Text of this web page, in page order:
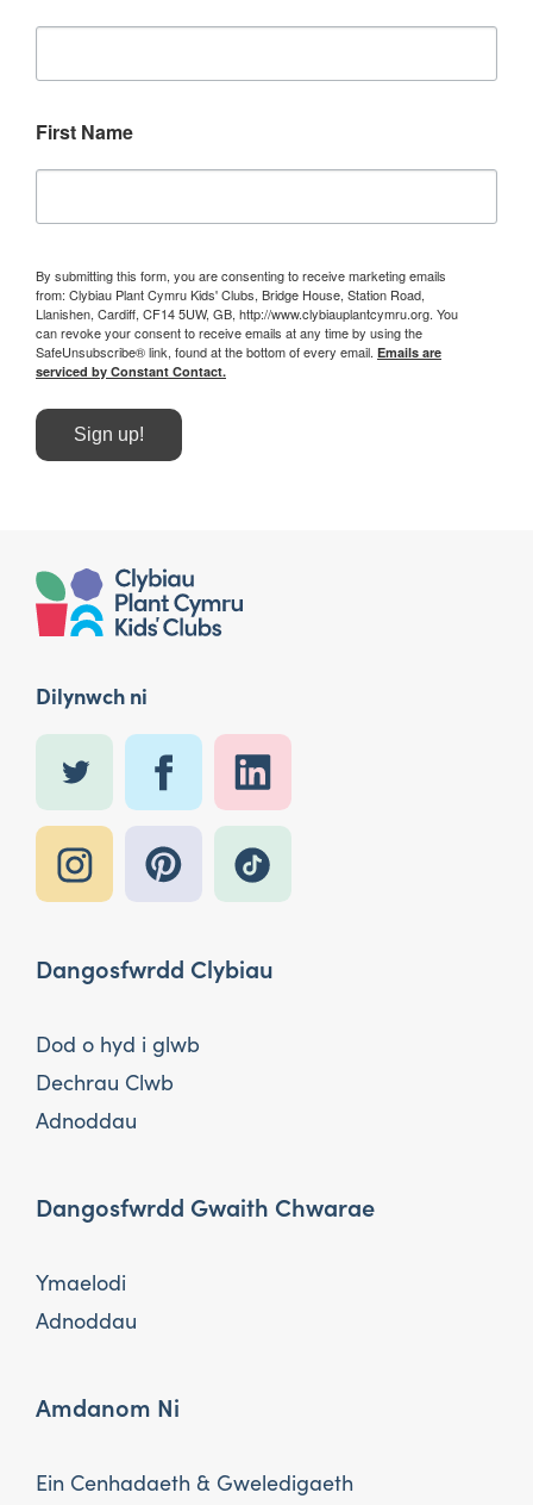
First Name
By submitting this form, you are consenting to receive marketing emails
from: Clybiau Plant Cymru Kids' Clubs, Bridge House, Station Road,
Llanishen, Cardiff, CF14 5UW, GB, http://www.clybiauplantcymru.org. You
can revoke your consent to receive emails at any time by using the
SafeUnsubscribe® link, found at the bottom of every email. Emails are
serviced by Constant Contact.
Sign up!
Dilynwch ni
Dangosfwrdd Clybiau
Dod o hyd i glwb
Dechrau Clwb
Adnoddau
Dangosfwrdd Gwaith Chwarae
Ymaelodi
Adnoddau
Amdanom Ni
Ein Cenhadaeth & Gweledigaeth